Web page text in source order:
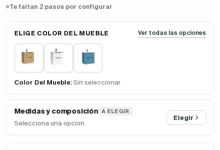
Te faltan 2 pasos por configurar
ELIGE COLOR DEL MUEBLE Ver todas las opciones
Color Del Mueble: Sin seleccionar
Medidas y composición A ELEGIR
Selecciona una opción
Elegir